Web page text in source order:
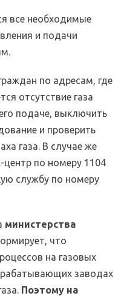
все необходимые
и подачи
по адресам, где
отсутствие газа
подаче, выключить
и проверить
газа. В случае же
по номеру 1104
службу по номеру
министерства
что
на газовых
заводах
Поэтому на